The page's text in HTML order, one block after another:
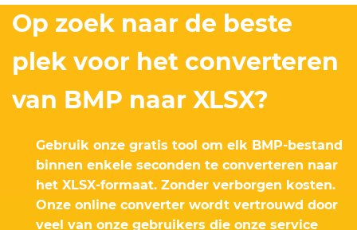
Op zoek naar de beste
plek voor het converteren
van BMP naar XLSX?
Gebruik onze gratis tool om elk BMP-bestand
binnen enkele seconden te converteren naar
het XLSX-formaat. Zonder verborgen kosten.
Onze online converter wordt vertrouwd door
veel van onze gebruikers die onze service